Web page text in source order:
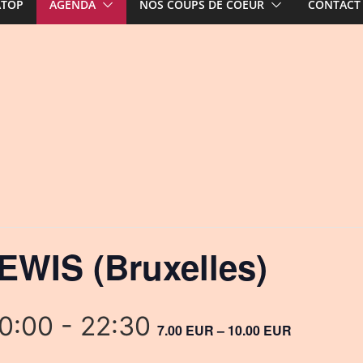
AGENDA NOS COUPS DE COEUR CONTACT
(Bruxelles)
- 22:30 7.00 EUR – 10.00 EUR